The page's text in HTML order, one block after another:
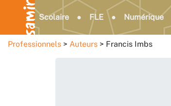
Scolaire FLE Numérique
Professionnels Auteurs Francis Imbs